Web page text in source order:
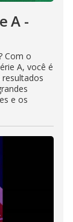
A -
Com o
A, você é
e os